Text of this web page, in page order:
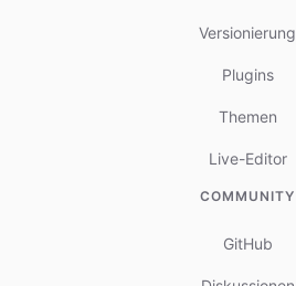
Versionierung
Plugins
Themen
Live-Editor
COMMUNITY
GitHub